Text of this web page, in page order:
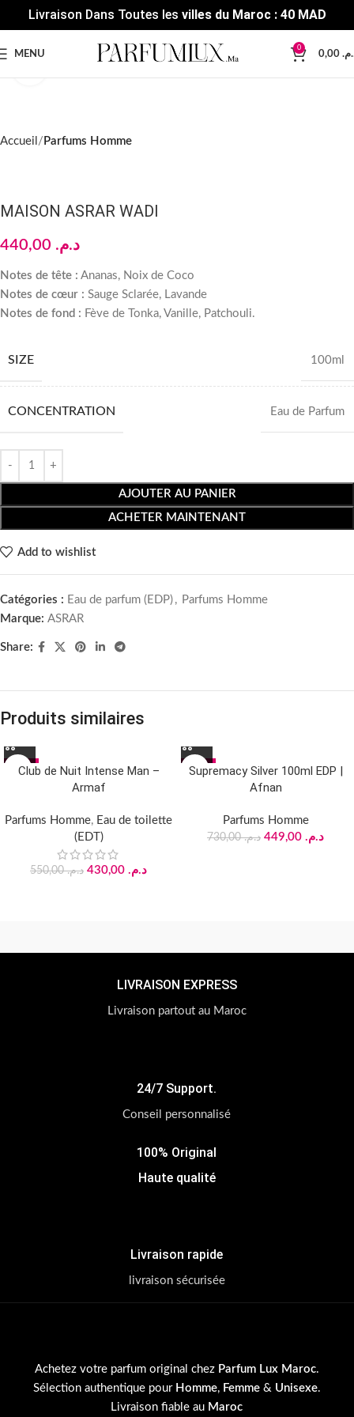
Livraison Dans Toutes les villes du Maroc : 40 MAD
MENU
0
Accueil Parfums Homme
MAISON ASRAR WADI
د.م.
Notes de tête : Ananas, Noix de Coco
Notes de cœur : Sauge Sclarée, Lavande
Notes de fond : Fève de Tonka, Vanille, Patchouli.
SIZE 100ml
CONCENTRATION Eau de Parfum
AJOUTER AU PANIER
ACHETER MAINTENANT
Add to wishlist
Catégories : Eau de parfum (EDP) , Parfums Homme
Marque: ASRAR
Share:
Produits similaires
-22%
Club de Nuit Intense Man –
Armaf
Parfums Homme, Eau de toilette
(EDT)
د.م.550,00 د.م.
-38%
Supremacy Silver 100ml EDP |
Afnan
Parfums Homme
د.م.730,00 د.م.
LIVRAISON EXPRESS
Livraison partout au Maroc
24/7 Support.
Conseil personnalisé
100% Original
Haute qualité
Livraison rapide
livraison sécurisée
Achetez votre parfum original chez Parfum Lux Maroc.
Sélection authentique pour Homme, Femme& Unisexe.
Livraison fiable au Maroc